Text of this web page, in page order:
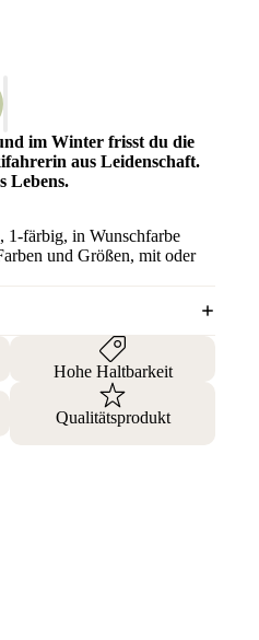
im Winter frisst du die
aus Leidenschaft.
Lebens.
färbig, in Wunschfarbe
und Größen, mit oder
Hohe Haltbarkeit
Qualitätsprodukt